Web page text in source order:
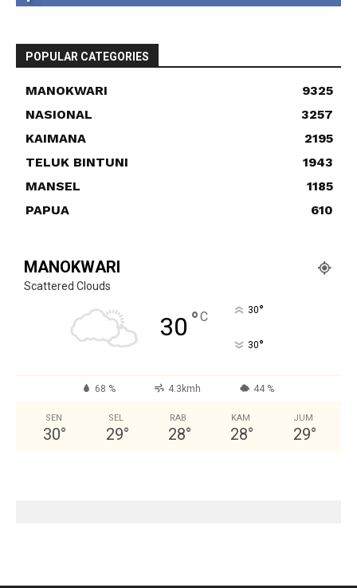
POPULAR CATEGORIES
MANOKWARI
9325
NASIONAL
3257
KAIMANA
2195
TELUK BINTUNI
1943
MANSEL
1185
PAPUA
610
MANOKWARI
Scattered Clouds
30 °C 30°
30°
68 % 4.3kmh 44 %
SEN
30°
SEL
29°
RAB
28°
KAM
28°
JUM
29°